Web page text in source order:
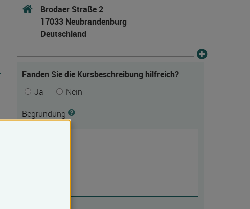
Brodaer Straße 2
17033 Neubrandenburg
Deutschland
Fanden Sie die Kursbeschreibung hilfreich?
Ja
Nein
Begründung